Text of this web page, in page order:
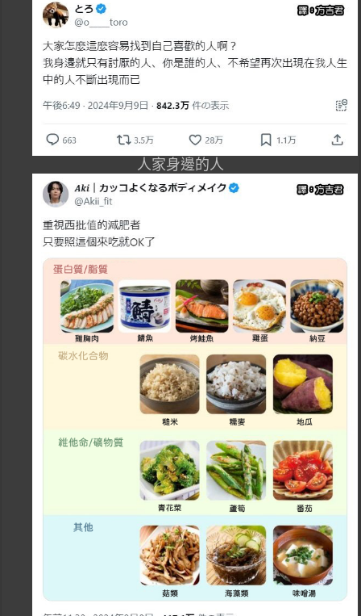
人家身邊的人